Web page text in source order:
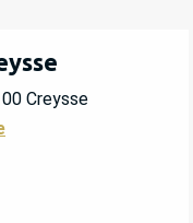
Creysse